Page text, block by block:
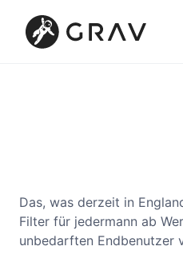
Das, was derzeit in
Filter für jedermann ab
unbedarften Endbenutzer